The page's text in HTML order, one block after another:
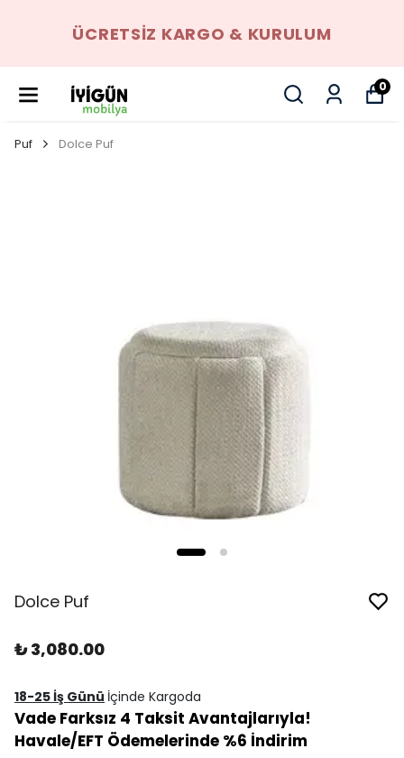
ÜCRETSIZ KARGO & KURULUM
0
Puf Dolce Puf
Dolce Puf
₺ 3,080.00
18-25 İş Günü İçinde Kargoda
Vade Farksız 4 Taksit Avantajlarıyla!
Havale/EFT Ödemelerinde %6 İndirim